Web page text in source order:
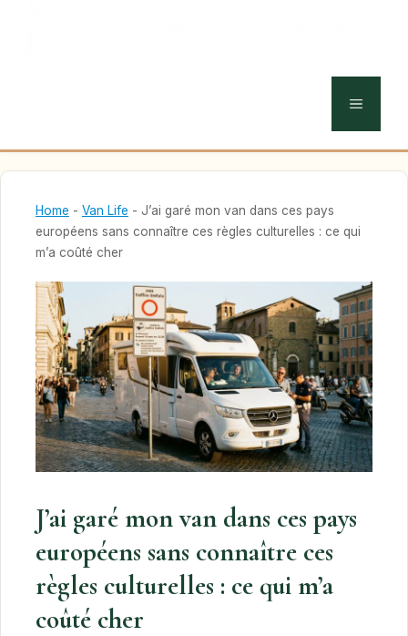
MENU
Home - Van Life - J’ai garé mon van dans ces pays
européens sans connaître ces règles culturelles : ce qui
m’a coûté cher
J’ai garé mon van dans ces pays
européens sans connaître ces
règles culturelles : ce qui m’a
coûté cher